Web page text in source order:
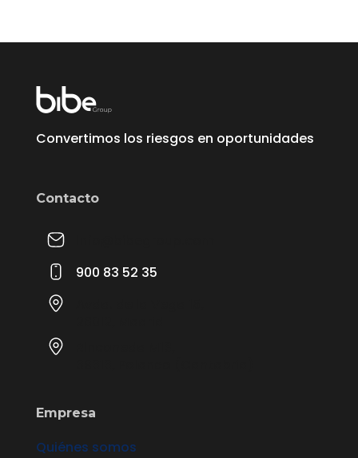
Convertimos los riesgos en oportunidades
Contacto
900 83 52 35
Empresa
Quiénes somos